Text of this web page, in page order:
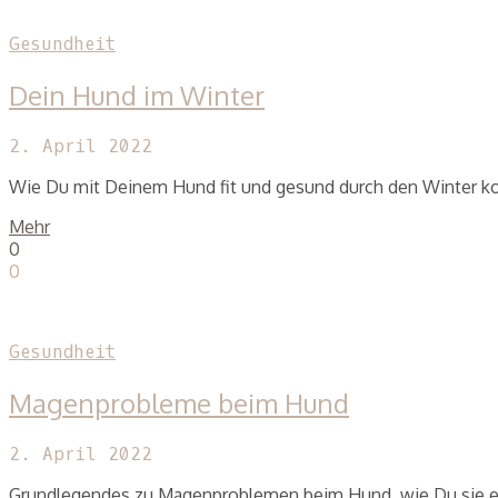
Gesundheit
Dein Hund im Winter
2. April 2022
Wie Du mit Deinem Hund fit und gesund durch den Winter
Mehr
0
0
Gesundheit
Magenprobleme beim Hund
2. April 2022